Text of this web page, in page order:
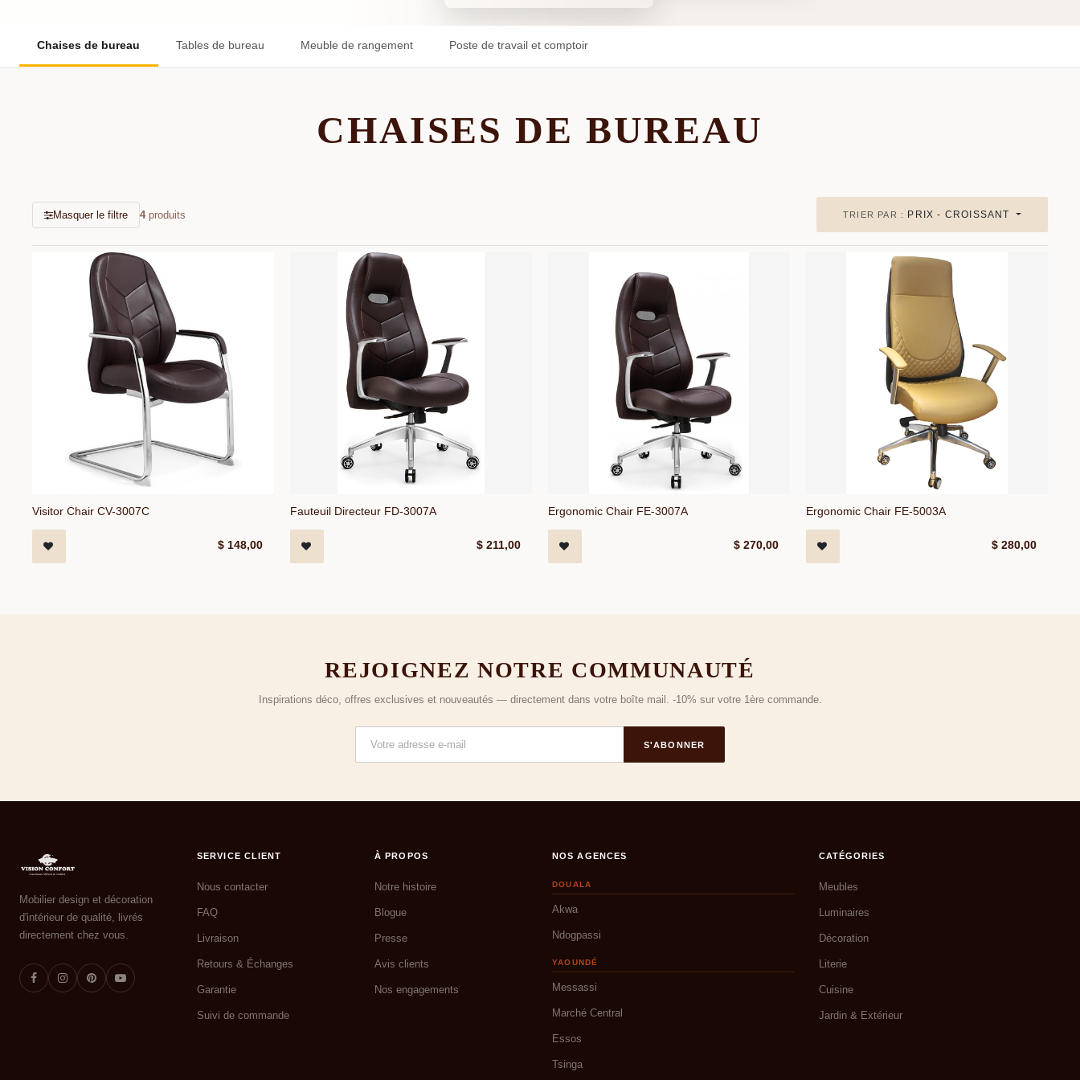
Chaises de bureau Tables de bureau Meuble de rangement Poste de travail et comptoir
CHAISES DE BUREAU
Masquer le filtre 4produits TRIER PAR : PRIX - CROISSANT
Visitor Chair CV-3007C
$ 148,00
Fauteuil Directeur FD-3007A
$ 211,00
Ergonomic Chair FE-3007A
$ 270,00
Ergonomic Chair FE-5003A
$ 280,00
REJOIGNEZ NOTRE COMMUNAUTÉ
Inspirations déco, offres exclusives et nouveautés — directement dans votre boîte mail. -10% sur votre 1ère commande.
S'ABONNER
Mobilier design et décoration
d'intérieur de qualité, livrés
directement chez vous.
SERVICE CLIENT
Nous contacter
FAQ
Livraison
Retours & Échanges
Garantie
Suivi de commande
À PROPOS
Notre histoire
Blogue
Presse
Avis clients
Nos engagements
NOS AGENCES
DOUALA
Akwa
Ndogpassi
YAOUNDÉ
Messassi
Marché Central
Essos
Tsinga
CATÉGORIES
Meubles
Luminaires
Décoration
Literie
Cuisine
Jardin & Extérieur